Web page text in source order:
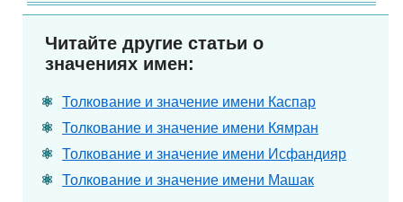
Читайте другие статьи о
значениях имен:
Толкование и значение имени Каспар
Толкование и значение имени Кямран
Толкование и значение имени Исфандияр
Толкование и значение имени Машак